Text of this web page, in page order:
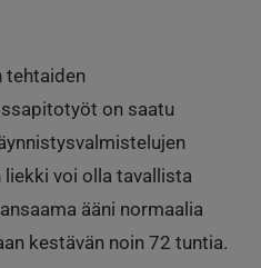
tehtaiden
on saatu
voi olla tavallista
ääni normaalia
kestävän noin 72 tuntia.